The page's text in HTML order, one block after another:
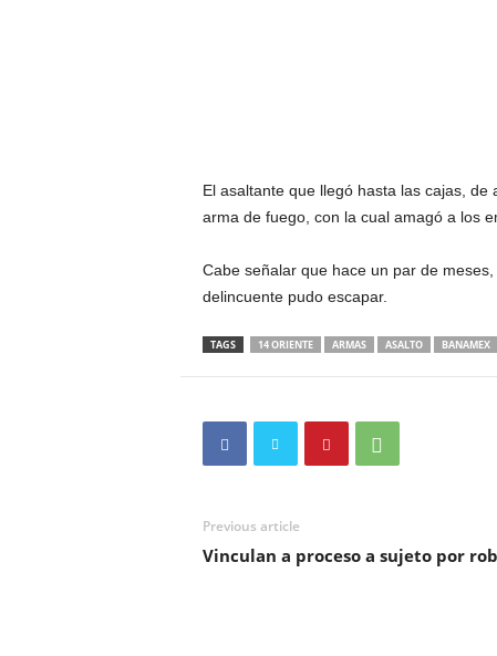
El asaltante que llegó hasta las cajas,
arma de fuego, con la cual amagó a los
Cabe señalar que hace un par de
delincuente pudo escapar.
TAGS 14 ORIENTE ARMAS ASALTO BANAMEX
Previous article
Vinculan a proceso a sujeto por